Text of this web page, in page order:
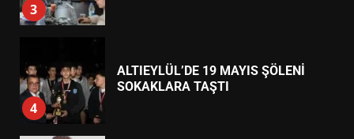
3
4
ALTIEYLÜL’DE 19 MAYIS ŞÖLENİ
SOKAKLARA TAŞTI